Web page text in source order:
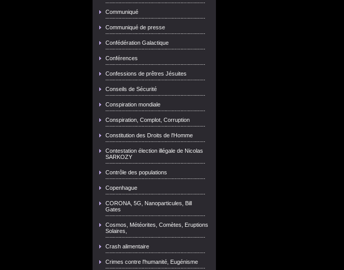
Communiqué
Communiqué de presse
Confédération Galactique
Conférences
Confessions de prêtres Jésuites
Conseils de Sécurité
Conspiration mondiale
Conspiration, Complot, Corruption
Constitution des Droits de l'Homme
Contestation élection illégale de Nicolas
SARKOZY
Contrôle des populations
Copenhague
CORONA, 5G, Nanoparticules, Bill
Gates
Cosmos, Météorites, Comètes, Eruptions
Solaires,
Crash alimentaire
Crimes contre l'humanité, Eugénisme